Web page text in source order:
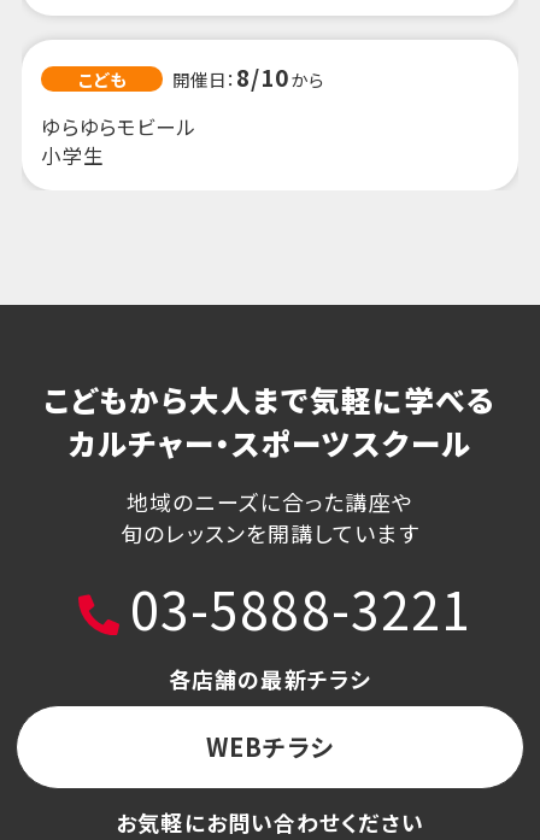
こどもから大人まで気軽に学べる
カルチャー・スポーツスクール
地域のニーズに合った講座や
旬のレッスンを開講しています
03-5888-3221
各店舗の最新チラシ
WEBチラシ
お気軽にお問い合わせください